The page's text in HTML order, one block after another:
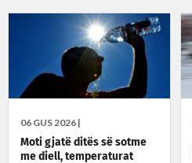
06 GUS 2026 |
Moti gjatë ditës së sotme
me diell, temperaturat